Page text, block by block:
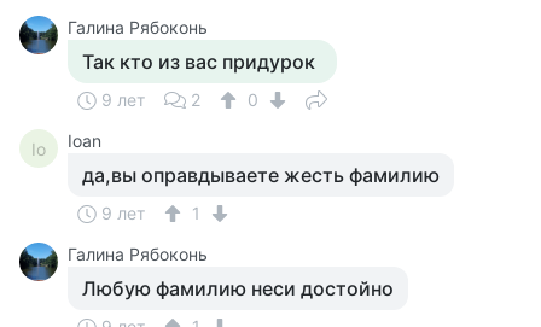
Галина Рябоконь
Так кто из вас придурок
9 лет 2 0
Io Ioan
да,вы оправдываете жесть фамилию
9 лет
1
Галина Рябоконь
Любую фамилию неси достойно